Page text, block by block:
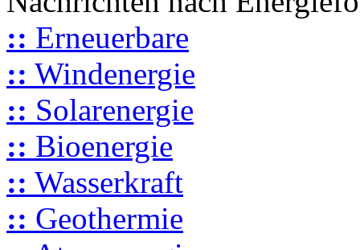
:: Erneuerbare
:: Windenergie
:: Solarenergie
:: Bioenergie
:: Wasserkraft
:: Geothermie